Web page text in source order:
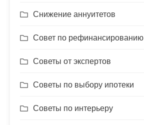
Снижение аннуитетов
Совет по рефинансированию
Советы от экспертов
Советы по выбору ипотеки
Советы по интерьеру